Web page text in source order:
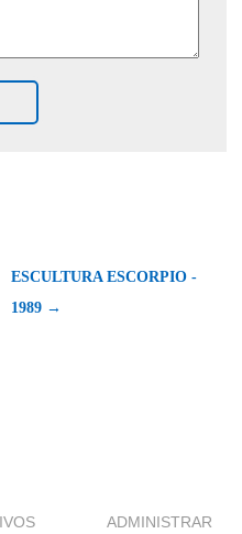
ESCULTURA ESCORPIO -
1989 →
ADMINISTRAR